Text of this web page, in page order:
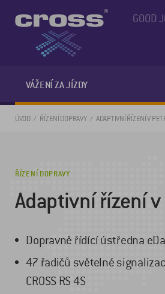
GOOD
VÁŽENÍ ZA JÍZDY
ÚVOD ŘÍZENÍ DOPRAVY ADAPTIVNÍ ŘÍZENÍ V
ŘÍZENÍ DOPRAVY
Adaptivní řízení
Dopravně řídící ústředna
47 řadičů světelné
CROSS RS 4S